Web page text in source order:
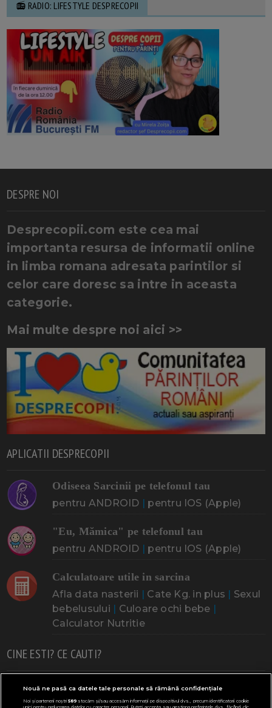
📻 RADIO: LIFESTYLE DESPRECOPII
DESPRE NOI
Desprecopii.com este cea mai
importanta resursa de informatii online
in limba romana adresata parintilor si
celor care doresc sa intre in aceasta
categorie.
Mai multe despre noi aici >>
APLICATII DESPRECOPII
Odiseea Sarcinii pe telefonul tau
pentru ANDROID | pentru IOS (Apple)
"Eu, Mămica" pe telefonul tau
pentru ANDROID | pentru IOS (Apple)
Calculatoare utile in sarcina
Afla data nasterii | Cate Kg. in plus | Sexul
bebelusului | Culoare ochi bebe |
Calculator Nutritie
CINE ESTI? CE CAUTI?
Doresc un copil Adoptia Probleme cu sarcina
Urmeaza sa nasc Probleme alaptare Bebe plange
Nouă ne pasă ca datele tale personale să rămână confidențiale
Noi și partenerii noștri589stocăm și/sau accesăm informații pe dispozitivul dvs., precum identificatorii cookie